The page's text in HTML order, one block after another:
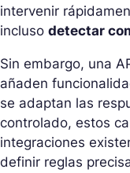
intervenir
incluso detectar
Sin embargo, una
añaden
se adaptan las
controlado, estos
integraciones
definir reglas